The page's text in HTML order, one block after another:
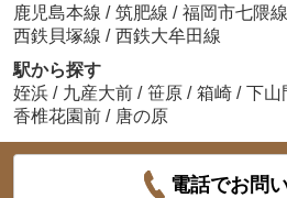
鹿児島本線 / 筑肥線 / 福岡市七隈線
西鉄貝塚線 / 西鉄大牟田線
駅から探す
姪浜 / 九産大前 / 笹原 / 箱崎 / 下山
香椎花園前 / 唐の原
電話でお問